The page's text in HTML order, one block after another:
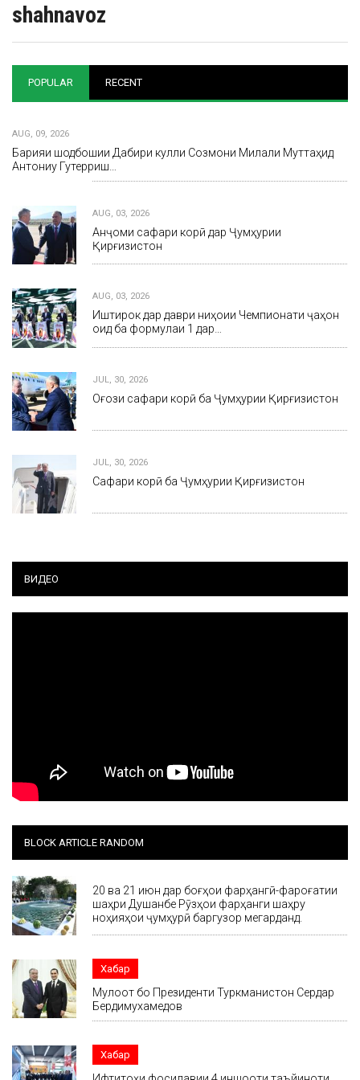
shahnavoz
POPULAR RECENT
AUG, 09, 2026
Барқияи шодбошии Дабири кулли Созмони Милали Муттаҳид
Антониу Гутерриш…
AUG, 03, 2026
Анҷоми сафари корӣ дар Ҷумҳурии
Қирғизистон
AUG, 03, 2026
Иштирок дар даври ниҳоии Чемпионати ҷаҳон
оид ба формулаи 1 дар…
JUL, 30, 2026
Оғози сафари корӣ ба Ҷумҳурии Қирғизистон
JUL, 30, 2026
Сафари корӣ ба Ҷумҳурии Қирғизистон
ВИДЕО
BLOCK ARTICLE RANDOM
20 ва 21 июн дар боғҳои фарҳангӣ-фароғатии
шаҳри Душанбе Рӯзҳои фарҳанги шаҳру
ноҳияҳои ҷумҳурӣ баргузор мегарданд.
Хабар
Мулоқот бо Президенти Туркманистон Сердар
Бердимухамедов
Хабар